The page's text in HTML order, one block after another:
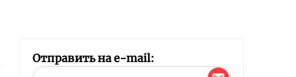
Отправить на e-mail: